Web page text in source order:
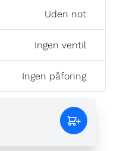
Uden not
Ingen ventil
Ingen påforing